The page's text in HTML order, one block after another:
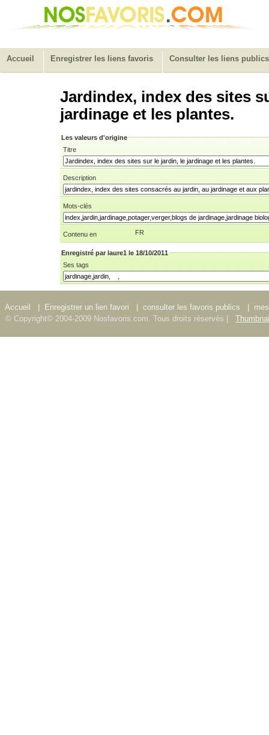
Accueil Enregistrer les liens favoris Consulter les liens publics
Jardindex, index des sites
jardinage et les plantes.
Les valeurs d'origine
Titre
Description
Mots-clés
Contenu en FR
Enregistré par laure1 le 18/10/2011
Ses tags
Accueil | Enregistrer un lien favori | consulter les favoris publics |
© Copyright© 2004-2009 Nosfavoris.com. Tous droits réservés |